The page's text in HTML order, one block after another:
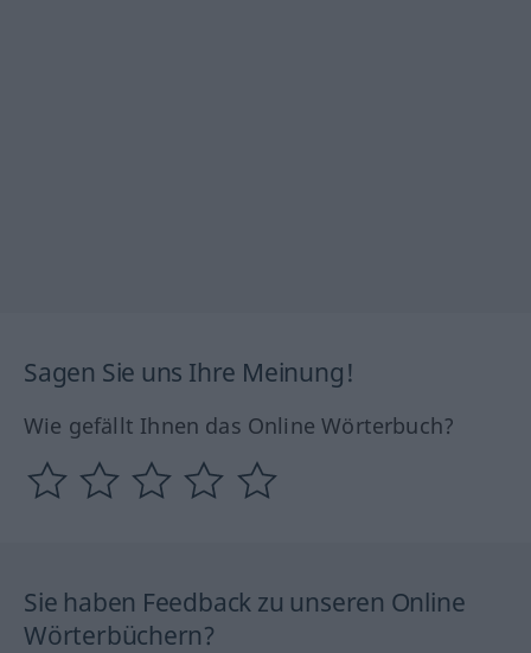
Sagen Sie uns Ihre Meinung!
Wie gefällt Ihnen das Online Wörterbuch?
Sie haben Feedback zu unseren Online
Wörterbüchern?